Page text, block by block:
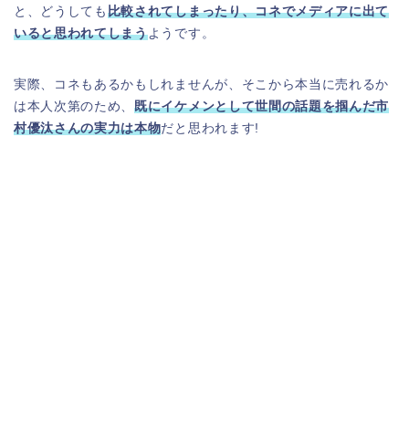
と、どうしても 比較されてしまったり、コネでメディアに出て
いると思われてしまうようです。
実際、コネもあるかもしれませんが、そこから本当に売れるか
は本人次第のため、既にイケメンとして世間の話題を掴んだ市
村優汰さんの実力は本物だと思われます!